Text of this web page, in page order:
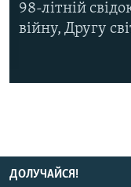
98-літній
війну, Другу
ДОЛУЧАЙСЯ!